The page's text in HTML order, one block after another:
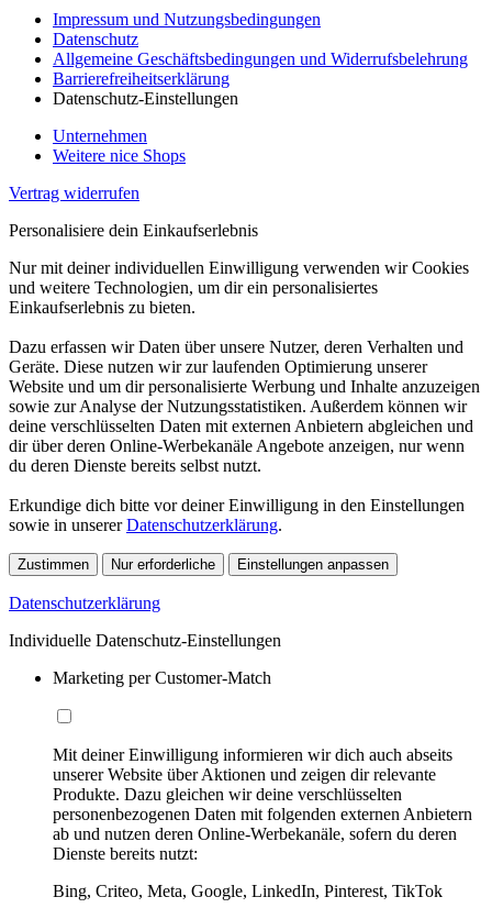
Impressum und Nutzungsbedingungen
Datenschutz
Allgemeine Geschäftsbedingungen und Widerrufsbelehrung
Barrierefreiheitserklärung
Datenschutz-Einstellungen
Unternehmen
Weitere nice Shops
Vertrag widerrufen
Personalisiere dein Einkaufserlebnis
Nur mit deiner individuellen Einwilligung verwenden wir Cookies
und weitere Technologien, um dir ein personalisiertes
Einkaufserlebnis zu bieten.
Dazu erfassen wir Daten über unsere Nutzer, deren Verhalten und
Geräte. Diese nutzen wir zur laufenden Optimierung unserer
Website und um dir personalisierte Werbung und Inhalte anzuzeigen
sowie zur Analyse der Nutzungsstatistiken. Außerdem können wir
deine verschlüsselten Daten mit externen Anbietern abgleichen und
dir über deren Online-Werbekanäle Angebote anzeigen, nur wenn
du deren Dienste bereits selbst nutzt.
Erkundige dich bitte vor deiner Einwilligung in den Einstellungen
sowie in unsererDatenschutzerklärung.
Zustimmen Nur erforderliche Einstellungen anpassen
Datenschutzerklärung
Individuelle Datenschutz-Einstellungen
Marketing per Customer-Match
Mit deiner Einwilligung informieren wir dich auch abseits
unserer Website über Aktionen und zeigen dir relevante
Produkte. Dazu gleichen wir deine verschlüsselten
personenbezogenen Daten mit folgenden externen Anbietern
ab und nutzen deren Online-Werbekanäle, sofern du deren
Dienste bereits nutzt:
Bing, Criteo, Meta, Google, LinkedIn, Pinterest, TikTok